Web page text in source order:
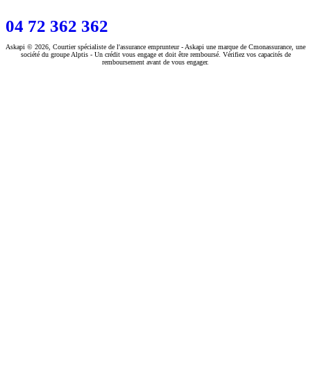
04 72 362 362
Askapi © 2026, Courtier spécialiste de l'assurance emprunteur - Askapi une marque de Cmonassurance, une
société du groupe Alptis - Un crédit vous engage et doit être remboursé. Vérifiez vos capacités de
remboursement avant de vous engager.